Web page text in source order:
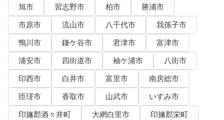
旭市
習志野市 柏市
勝浦市
市原市
流山市 八千代市
我孫子市
鴨川市
鎌ケ谷市 君津市
富津市
浦安市
四街道市 袖ケ浦市
八街市
印西市
白井市 富里市
南房総市
匝瑳市
香取市 山武市
いすみ市
印旛郡酒々井町
大網白里市
印旛郡栄町